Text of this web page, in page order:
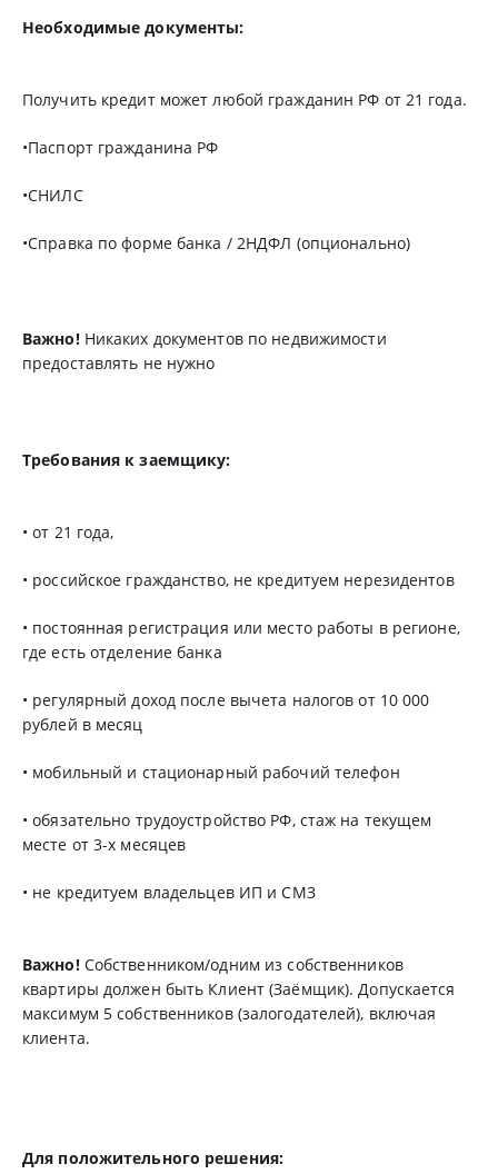
Необходимые документы:
Получить кредит может любой гражданин РФ от 21 года.
•Паспорт гражданина РФ
•СНИЛС
•Справка по форме банка / 2НДФЛ (опционально)
Важно! Никаких документов по недвижимости
предоставлять не нужно
Требования к заемщику:
• от 21 года,
• российское гражданство, не кредитуем нерезидентов
• постоянная регистрация или место работы в регионе,
где есть отделение банка
• регулярный доход после вычета налогов от 10 000
рублей в месяц
• мобильный и стационарный рабочий телефон
• обязательно трудоустройство РФ, стаж на текущем
месте от 3-х месяцев
• не кредитуем владельцев ИП и СМЗ
Важно! Собственником/одним из собственников
квартиры должен быть Клиент (Заёмщик). Допускается
максимум 5 собственников (залогодателей), включая
клиента.
Для положительного решения: